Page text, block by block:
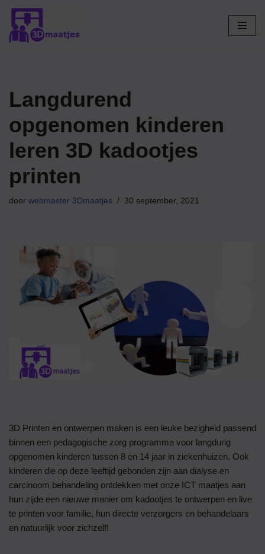
Ga
naar
Langdurend
opgenomen kinderen
leren 3D kadootjes
printen
door webmaster 3Dmaatjes 30 september, 2021
3D Printen en ontwerpen maken is een leuke bezigheid passend
binnen een pedagogische zorg programma voor langdurig
opgenomen kinderen tussen 8 en 14 jaar in ziekenhuizen. Ook
kinderen die op deze leeftijd gebonden zijn aan dialyse en
carcinoom behandeling ontdekken met onze ICT maatjes aan
hun zijde een nieuwe manier om kadootjes te ontwerpen en live
te printen voor familie, hun directe verzorgers en behandelaars
en natuurlijk voor zichzelf!